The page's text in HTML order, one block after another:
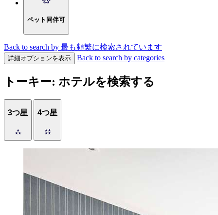
ペット同伴可
Back to search by 最も頻繁に検索されています
詳細オプションを表示 Back to search by categories
トーキー: ホテルを検索する
3つ星 4つ星